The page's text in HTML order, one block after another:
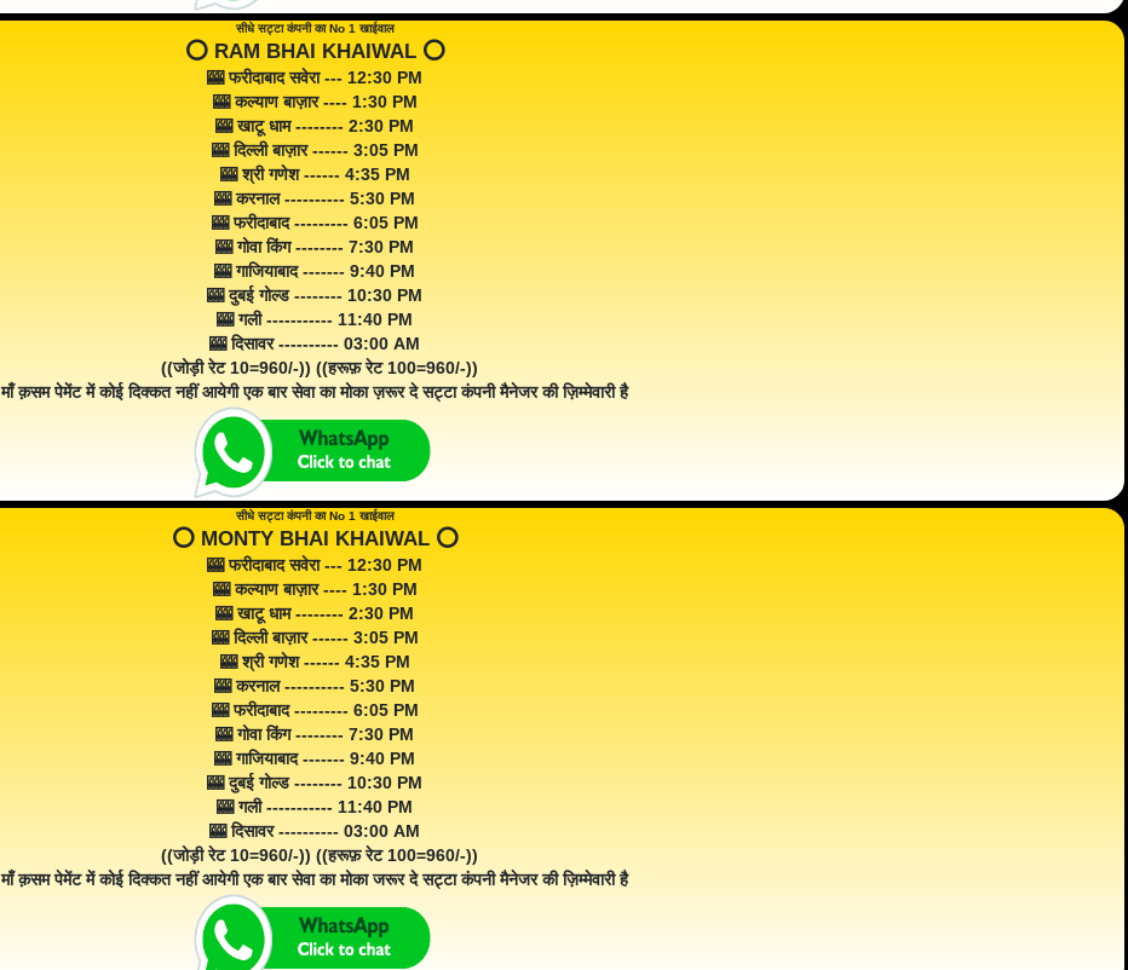
सीधे सट्टा कंपनी का No 1 खाईवाल
⭕️ RAM BHAI KHAIWAL ⭕️
🎰 फरीदाबाद सवेरा --- 12:30 PM
🎰 कल्याण बाज़ार ---- 1:30 PM
🎰 खाटू धाम -------- 2:30 PM
🎰 दिल्ली बाज़ार ------ 3:05 PM
🎰 श्री गणेश ------ 4:35 PM
🎰 करनाल ---------- 5:30 PM
🎰 फरीदाबाद --------- 6:05 PM
🎰 गोवा किंग -------- 7:30 PM
🎰 गाजियाबाद ------- 9:40 PM
🎰 दुबई गोल्ड -------- 10:30 PM
🎰 गली ----------- 11:40 PM
🎰 दिसावर ---------- 03:00 AM
((जोड़ी रेट 10=960/-)) ((हरूफ़ रेट 100=960/-))
माँ क़सम पेमेंट में कोई दिक्कत नहीं आयेगी एक बार सेवा का मोका ज़रूर दे सट्टा कंपनी मैनेजर की ज़िम्मेवारी है
सीधे सट्टा कंपनी का No 1 खाईवाल
⭕️ MONTY BHAI KHAIWAL ⭕️
🎰 फरीदाबाद सवेरा --- 12:30 PM
🎰 कल्याण बाज़ार ---- 1:30 PM
🎰 खाटू धाम -------- 2:30 PM
🎰 दिल्ली बाज़ार ------ 3:05 PM
🎰 श्री गणेश ------ 4:35 PM
🎰 करनाल ---------- 5:30 PM
🎰 फरीदाबाद --------- 6:05 PM
🎰 गोवा किंग -------- 7:30 PM
🎰 गाजियाबाद ------- 9:40 PM
🎰 दुबई गोल्ड -------- 10:30 PM
🎰 गली ----------- 11:40 PM
🎰 दिसावर ---------- 03:00 AM
((जोड़ी रेट 10=960/-)) ((हरूफ़ रेट 100=960/-))
माँ क़सम पेमेंट में कोई दिक्कत नहीं आयेगी एक बार सेवा का मोका जरूर दे सट्टा कंपनी मैनेजर की ज़िम्मेवारी है